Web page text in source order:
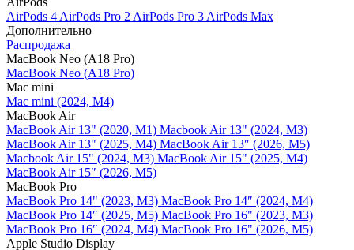
AirPods 4 AirPods Pro 2 AirPods Pro 3 AirPods Max
Дополнительно
Распродажа
MacBook Neo (A18 Pro)
MacBook Neo (A18 Pro)
Mac mini
Mac mini (2024, M4)
MacBook Air
MacBook Air 13" (2020, M1) Macbook Air 13" (2024, M3)
MacBook Air 13" (2025, M4) MacBook Air 13″ (2026, M5)
Macbook Air 15" (2024, M3) MacBook Air 15" (2025, M4)
MacBook Air 15″ (2026, M5)
MacBook Pro
MacBook Pro 14" (2023, M3) MacBook Pro 14″ (2024, M4)
MacBook Pro 14″ (2025, M5) MacBook Pro 16" (2023, M3)
MacBook Pro 16″ (2024, M4) MacBook Pro 16" (2026, M5)
Apple Studio Display